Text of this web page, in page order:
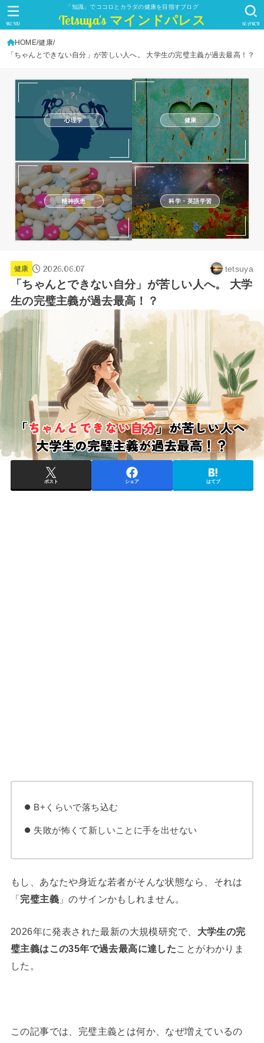
「知識」でココロとカラダの健康を目指すブログ
Tetsuya's マインドパレス SEARCH
MENU
HOME 健康
「ちゃんとできない自分」が苦しい人へ。 大学生の完璧主義が過去最高！？
心理学 健康
精神疾患 科学・英語学習
健康 2026.06.07 tetsuya
「ちゃんとできない自分」が苦しい人へ。 大学
生の完璧主義が過去最高！？
ポスト シェア はてブ
B+くらいで落ち込む
失敗が怖くて新しいことに手を出せない
もし、あなたや身近な若者がそんな状態なら、それは
「完璧主義」のサインかもしれません。
2026年に発表された最新の大規模研究で、 大学生の完
璧主義はこの35年で過去最高に達したことがわかりま
した。
この記事では、完璧主義とは何か、なぜ増えているの